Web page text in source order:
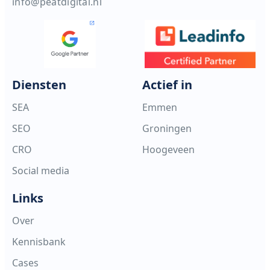
Diensten
SEA
SEO
CRO
Social media
Actief in
Emmen
Groningen
Hoogeveen
Links
Over
Kennisbank
Cases